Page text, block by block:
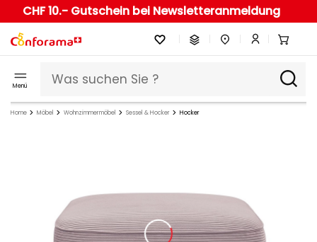
CHF 10.- Gutschein bei Newsletteranmeldung
Menü
Home Möbel Wohnzimmermöbel Sessel & Hocker Hocker